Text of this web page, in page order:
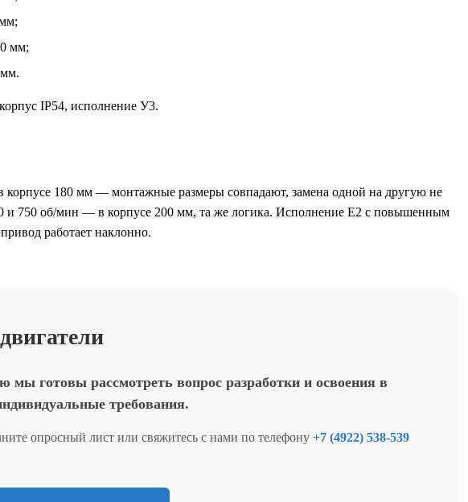
мм;
IP54, исполнение У3.
180 мм — монтажные размеры совпадают, замена одной на другую не
и 750 об/мин — в корпусе 200 мм, та же логика. Исполнение Е2 с повышенным
работает наклонно.
готовы рассмотреть вопрос разработки и освоения в
требования.
опросный лист или свяжитесь с нами по телефону +7 (4922) 538-539